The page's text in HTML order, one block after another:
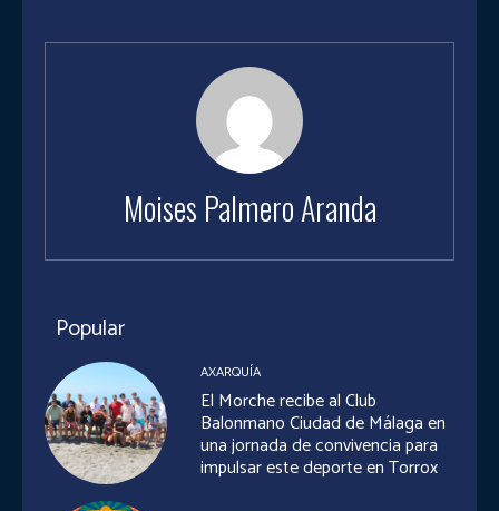
Moises Palmero Aranda
Popular
AXARQUÍA
El Morche recibe al Club
Balonmano Ciudad de Málaga en
una jornada de convivencia para
impulsar este deporte en Torrox